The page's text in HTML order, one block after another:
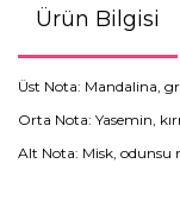
Ürün Bilgisi
Üst Nota: Mandalina,
Orta Nota: Yasemin,
Alt Nota: Misk, odunsu